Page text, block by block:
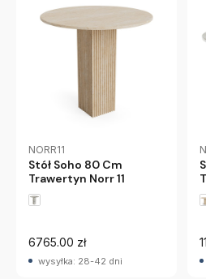
NORR11
Stół Soho 80 Cm
Trawertyn Norr 11
6765.00 zł
wysyłka: 28-42 dni